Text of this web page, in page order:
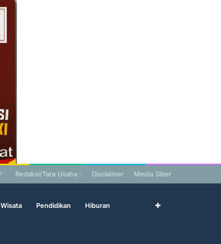
Redaksi/Tata Usaha : Disclaimer Media Siber
Wisata Pendidikan Hiburan